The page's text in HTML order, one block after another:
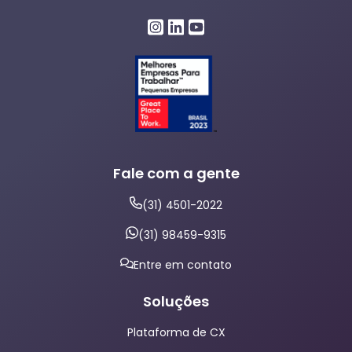
Fale com a gente
(31) 4501-2022
(31) 98459-9315
Entre em contato
Soluções
Plataforma de CX